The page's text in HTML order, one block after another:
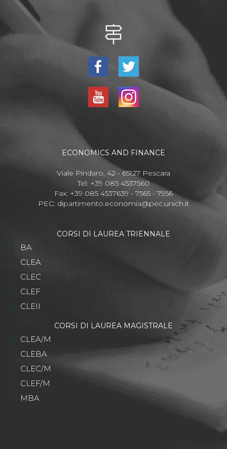
ECONOMICS AND FINANCE
Viale Pindaro, 42 - 65127 Pescara
Tel: +39 085 4537560
Fax: +39 085 4537639 - 7565 - 7956
PEC: dipartimento.economia@pec.unich.it
CORSI DI LAUREA TRIENNALE
BA
CLEA
CLEC
CLEF
CLEII
CORSI DI LAUREA MAGISTRALE
CLEA/M
CLEBA
CLEC/M
CLEF/M
MBA